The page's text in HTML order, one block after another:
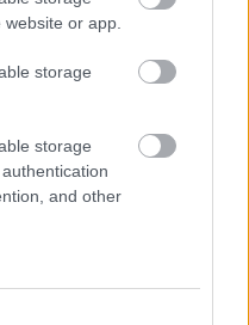
or app.
storage
storage
and other
újabb bombája